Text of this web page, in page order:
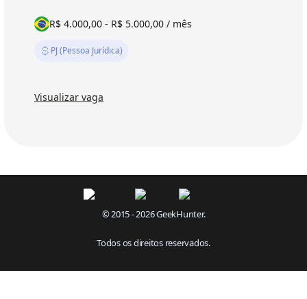
R$ 4.000,00 - R$ 5.000,00 / mês
PJ (Pessoa Jurídica)
Visualizar vaga
© 2015 - 2026 GeekHunter.
Todos os direitos reservados.